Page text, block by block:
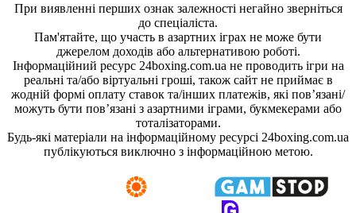
При виявленні перших ознак залежності негайно зверніться
до спеціаліста.
Пам'ятайте, що участь в азартних іграх не може бути
джерелом доходів або альтернативою роботі.
Інформаційний ресурс 24boxing.com.ua не проводить ігри на
реальні та/або віртуальні гроші, також сайт не приймає в
жодній формі оплату ставок та/інших платежів, які пов’язані/
можуть бути пов’язані з азартними іграми, букмекерами або
тоталізаторами.
Будь-які матеріали на інформаційному ресурсі 24boxing.com.ua
публікуються виключно з інформаційною метою.